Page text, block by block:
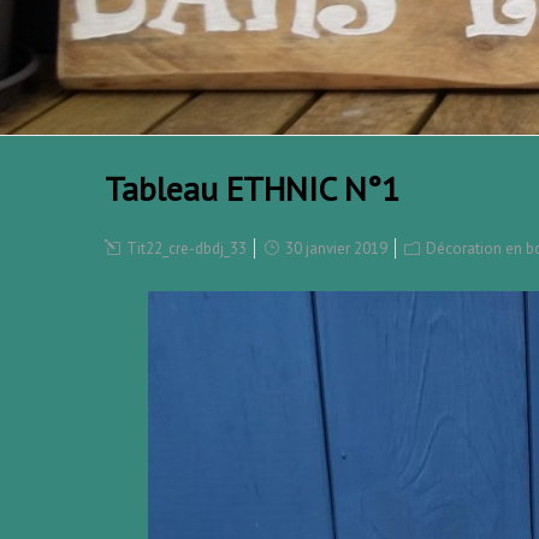
Tableau ETHNIC N°1
Tit22_cre-dbdj_33 30 janvier 2019 Décoration en